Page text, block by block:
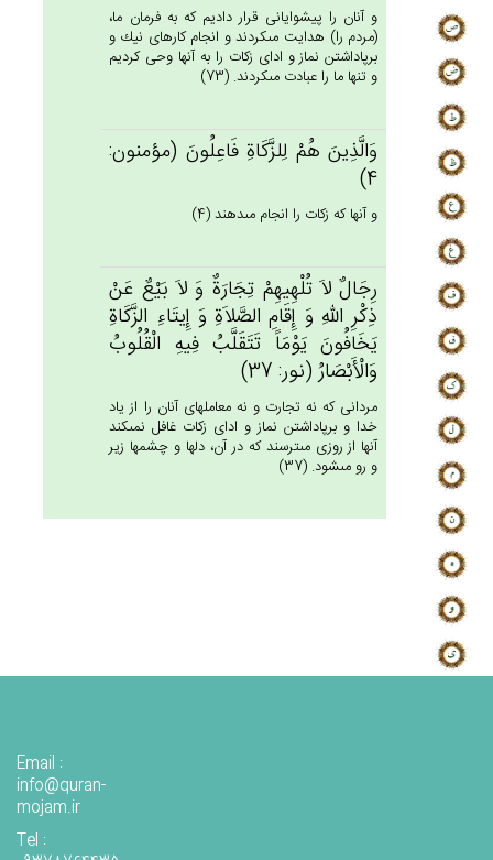
و آنان را پيشوايانى قرار داديم كه به فرمان ما،
(مردم را) هدايت مى‏كردند و انجام كارهاى نيك و
برپاداشتن نماز و اداى زكات را به آنها وحى كرديم
و تنها ما را عبادت مى‏كردند. (73)
وَالَّذِين‌َ هُم‌ْ لِلزَّكَاة‌ِ فَاعِلُون‌َ (مؤمنون:
4)
و آنها كه زكات را انجام مى‏دهند (4)
رِجَال‌ٌ لاَ تُلْهِيهِم‌ْ تِجَارَة‌ٌ وَ لاَ بَيْع‌ٌ عَنْ‌
ذِكْرِ الله‌ِ وَ إِقَام‌ِ الصَّلاَة‌ِ وَ إِيتَاءِ الزَّكَاة‌ِ
يَخَافُون‌َ يَوْمَاً تَتَقَلَّب‌ُ فِيه‌ِ الْقُلُوب‌ُ
وَالْأَبْصَارُ (نور: 37)
مردانى كه نه تجارت و نه معامله‏اى آنان را از ياد
خدا و برپاداشتن نماز و اداى زكات غافل نمى‏كند
آنها از روزى مى‏ترسند كه در آن، دلها و چشمها زير
و رو مى‏شود. (37)
Email :
info@quran-
mojam.ir
Tel :